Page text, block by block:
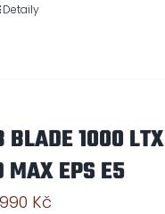
Detaily
BLADE 1000 LTX
MAX EPS E5
Kč